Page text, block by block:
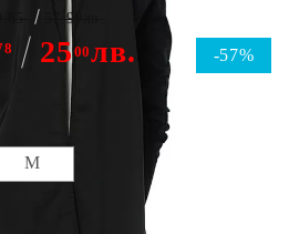
-57%
25 00лв.
57.99лв.
M